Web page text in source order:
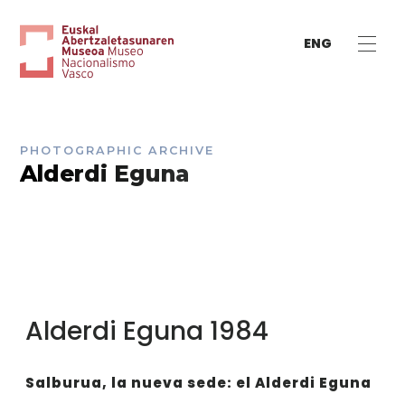
ENG
PHOTOGRAPHIC ARCHIVE
Alderdi Eguna
Alderdi Eguna 1984
Salburua, la nueva sede: el Alderdi Eguna